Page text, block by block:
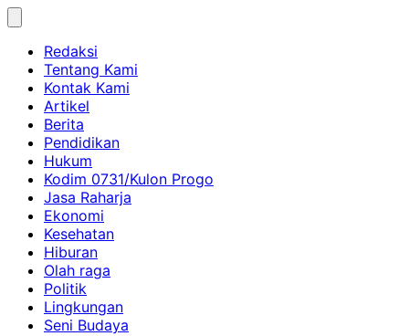
Skip
contentRedaksi
Tentang Kami
Kontak Kami
Artikel
Berita
Pendidikan
Hukum
Kodim 0731/Kulon Progo
Jasa Raharja
Ekonomi
Kesehatan
Hiburan
Olah raga
Politik
Lingkungan
Seni Budaya